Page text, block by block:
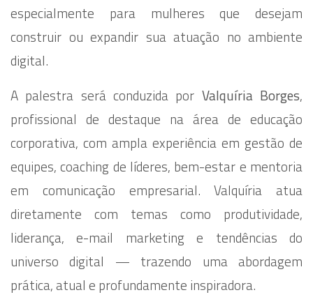
especialmente para mulheres que desejam
construir ou expandir sua atuação no ambiente
digital.
A palestra será conduzida por Valquíria Borges,
profissional de destaque na área de educação
corporativa, com ampla experiência em gestão de
equipes, coaching de líderes, bem-estar e mentoria
em comunicação empresarial. Valquíria atua
diretamente com temas como produtividade,
liderança, e-mail marketing e tendências do
universo digital — trazendo uma abordagem
prática, atual e profundamente inspiradora.